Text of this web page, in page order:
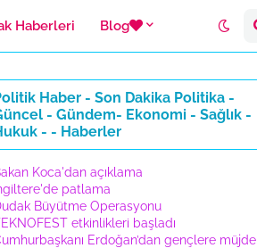
Haberleri Blog
Haber - Son Dakika Politika -
- Gündem- Ekonomi - Sağlık -
- - Haberler
Koca'dan açıklama
patlama
Büyütme Operasyonu
etkinlikleri başladı
Erdoğan’dan gençlere müjde